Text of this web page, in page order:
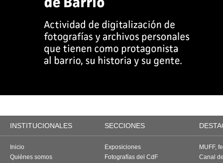
INSTITUCIONALES SECCIONES
Inicio
Quiénes somos
Exposiciones
Fotografías del CdF
MUFF,
Canal